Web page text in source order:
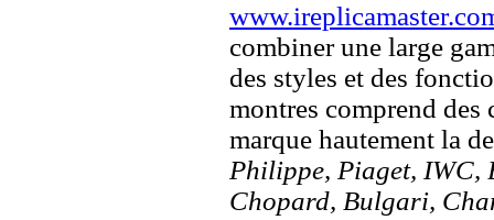
combiner une large
des styles et des
montres comprend des
marque hautement la
Philippe, Piaget, IWC,
Chopard, Bulgari,